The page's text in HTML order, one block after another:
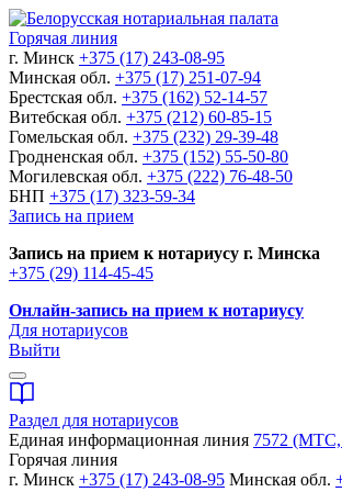
Горячая линия
г. Минск +375 (17) 243-08-95
Минская обл. +375 (17) 251-07-94
Брестская обл. +375 (162) 52-14-57
Витебская обл. +375 (212) 60-85-15
Гомельская обл. +375 (232) 29-39-48
Гродненская обл. +375 (152) 55-50-80
Могилевская обл. +375 (222) 76-48-50
БНП +375 (17) 323-59-34
Запись на прием
Запись на прием к нотариусу г. Минска
+375 (29) 114-45-45
Онлайн-запись на прием к нотариусу
Для нотариусов
Выйти
Раздел для нотариусов
Единая информационная линия 7572
Горячая линия
г. Минск +375 (17) 243-08-95 Минская обл.